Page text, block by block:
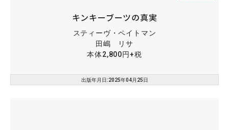
キンキーブーツの真実
スティーヴ・ペイトマン
田嶋 リサ
本体2,800円+税
出版年月日:2025年04月25日